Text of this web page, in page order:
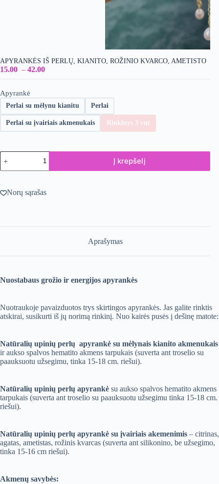
APYRANKĖS IŠ PERLŲ, KIANITO, ROŽINIO KVARCO, AMETISTO
15.00 – 42.00
Apyrankė
Perlai su mėlynu kianitu Perlai
Perlai su įvairiais akmenukais Rinkinys 3 vnt
produkto
kiekis:
apyrankės
perlų,
kianito,
Į krepšelį
Norų sąrašas
Aprašymas
Nuostabaus grožio ir energijos apyrankės
Nuotraukoje pavaizduotos trys skirtingos apyrankės. Jas galite rinktis
atskirai, susikurti iš jų norimą rinkinį. Nuo kairės pusės į dešinę matote:
Natūralių upinių perlų apyrankė su mėlynais kianito akmenukais
ir aukso spalvos hematito akmens tarpukais (suverta ant troselio su
paauksuotu užsegimu, tinka 15-18 cm. riešui).
Natūralių upinių perlų apyrankė su aukso spalvos hematito akmens
tarpukais (suverta ant troselio su paauksuotu užsegimu tinka 15-18 cm.
riešui).
Natūralių upinių perlų apyrankė su įvairiais akemenimis – citrinas,
agatas, ametistas, rožinis kvarcas (suverta ant silikonino, be užsegimo,
tinka 15-16 cm riešui).
Akmenų savybės: